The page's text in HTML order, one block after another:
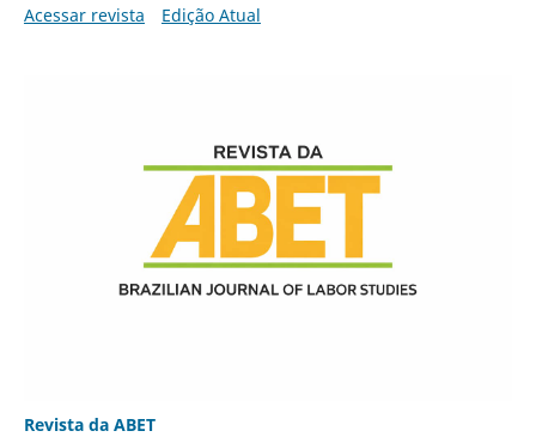
Acessar revista Edição Atual
Revista da ABET